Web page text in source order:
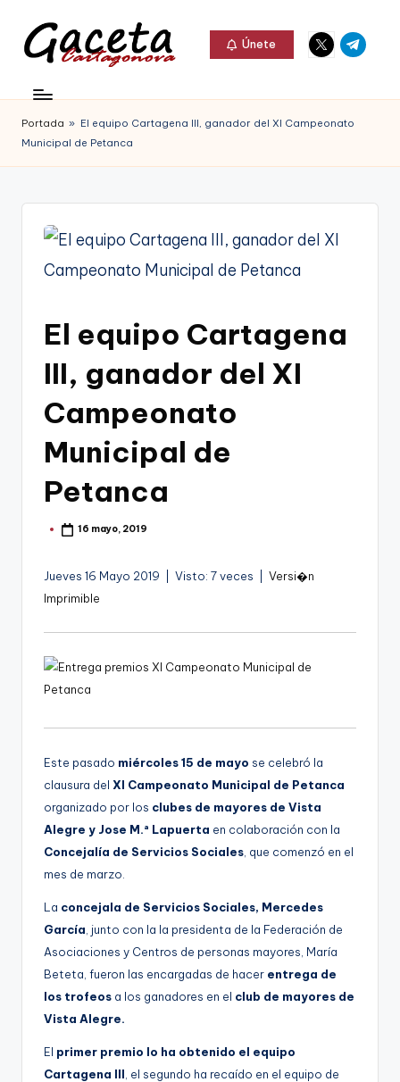
Saltar
contenido
c
e
t
Gaceta
Cartagonova,
La
que
informa
Cartagena,
Cartagena,
Únete
Elemento
del
Elemento
del
Portada » El equipo Cartagena III, ganador del XI Campeonato
Municipal de Petanca
El equipo Cartagena
III, ganador del XI
Campeonato
Municipal de
Petanca
Publicado16 mayo, 2019
Jueves 16 Mayo 2019 | Visto: 7 veces | Versi�n
Imprimible
Este pasado miércoles 15 de mayo se celebró la
clausura del XI Campeonato Municipal de Petanca
organizado por los clubes de mayores de Vista
Alegre y Jose M.ª Lapuerta en colaboración con la
Concejalía de Servicios Sociales , que comenzó en el
mes de marzo.
La concejala de Servicios Sociales, Mercedes
García , junto con la la presidenta de la Federación de
Asociaciones y Centros de personas mayores, María
Beteta, fueron las encargadas de hacer entrega de
los trofeos a los ganadores en el club de mayores de
Vista Alegre.
El primer premio lo ha obtenido el equipo
Cartagena III , el segundo ha recaído en el equipo de